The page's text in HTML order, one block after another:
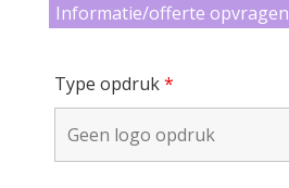
Informatie/offerte opvragen
Type opdruk*